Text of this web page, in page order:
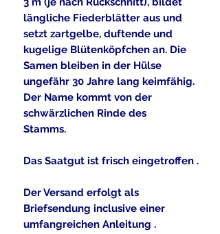
längliche Fiederblätter aus und
setzt zartgelbe, duftende und
kugelige Blütenköpfchen an. Die
Samen bleiben in der Hülse
ungefähr 30 Jahre lang keimfähig.
Der Name kommt von der
schwärzlichen Rinde des
Stamms.
Das Saatgut ist frisch eingetroffen .
Der Versand erfolgt als
Briefsendung inclusive einer
umfangreichen Anleitung .